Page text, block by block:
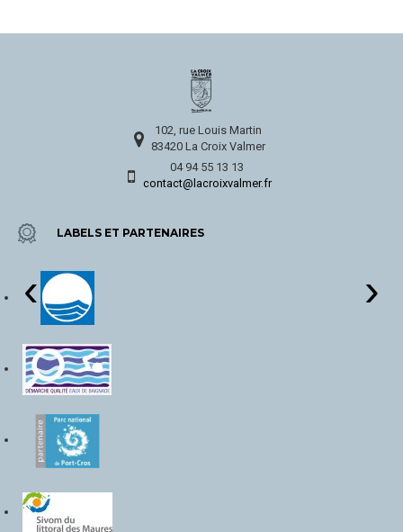
102, rue Louis Martin
83420 La Croix Valmer
04 94 55 13 13
contact@lacroixvalmer.fr
LABELS ET PARTENAIRES
‹ ›